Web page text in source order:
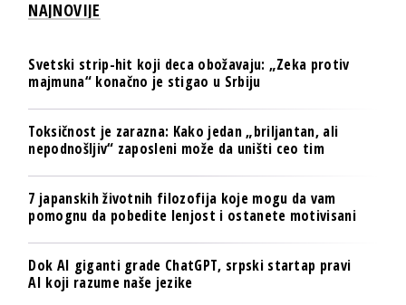
NAJNOVIJE
Svetski strip-hit koji deca obožavaju: „Zeka protiv
majmuna“ konačno je stigao u Srbiju
Toksičnost je zarazna: Kako jedan „briljantan, ali
nepodnošljiv“ zaposleni može da uništi ceo tim
7 japanskih životnih filozofija koje mogu da vam
pomognu da pobedite lenjost i ostanete motivisani
Dok AI giganti grade ChatGPT, srpski startap pravi
AI koji razume naše jezike